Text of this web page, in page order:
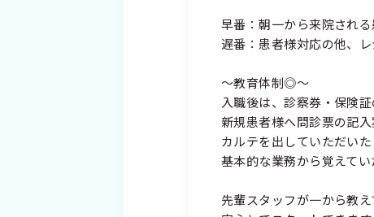
早番：朝一から来院され
遅番：患者様対応の他、
～教育体制◎～
入職後は、診察券・保険
新規患者様へ問診票の記入
カルテを出していただいた
基本的な業務から覚えてい
先輩スタッフが一から教え